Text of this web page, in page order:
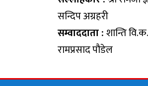
सन्दिप अग्रहरी
सम्वाददाता :शान्ति
रामप्रसाद पौडेल